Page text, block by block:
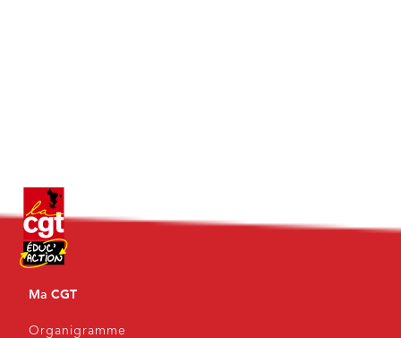
Ma CGT
Organigramme